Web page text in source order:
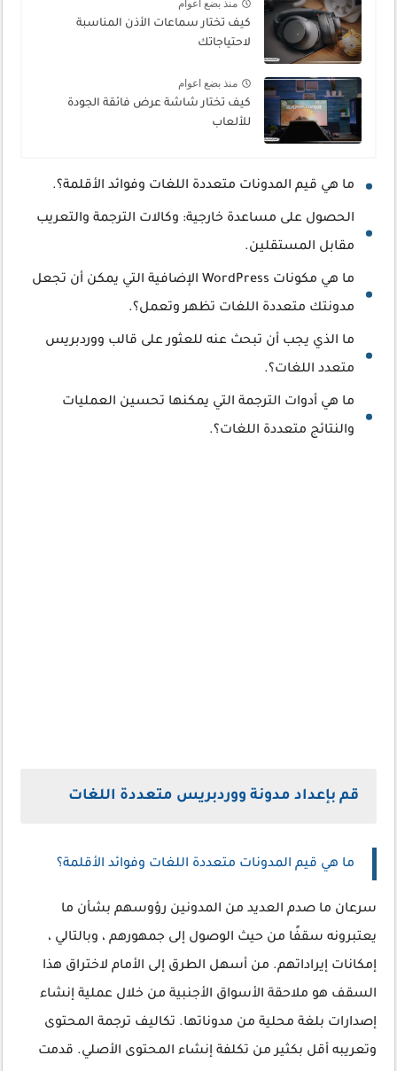
منذ بضع اعوام
كيف تختار سماعات الأذن المناسبة
لاحتياجاتك
منذ بضع اعوام
كيف تختار شاشة عرض فائقة الجودة
للألعاب
ما هي قيم المدونات متعددة اللغات وفوائد الأقلمة؟.
الحصول على مساعدة خارجية: وكالات الترجمة والتعريب
مقابل المستقلين.
ما هي مكونات WordPress الإضافية التي يمكن أن تجعل
مدونتك متعددة اللغات تظهر وتعمل؟.
ما الذي يجب أن تبحث عنه للعثور على قالب ووردبريس
متعدد اللغات؟.
ما هي أدوات الترجمة التي يمكنها تحسين العمليات
والنتائج متعددة اللغات؟.
قم بإعداد مدونة ووردبريس متعددة اللغات
ما هي قيم المدونات متعددة اللغات وفوائد الأقلمة؟
سرعان ما صدم العديد من المدونين رؤوسهم بشأن ما
يعتبرونه سقفًا من حيث الوصول إلى جمهورهم ، وبالتالي ،
إمكانات إيراداتهم. من أسهل الطرق إلى الأمام لاختراق هذا
السقف هو ملاحقة الأسواق الأجنبية من خلال عملية إنشاء
إصدارات بلغة محلية من مدوناتها. تكاليف ترجمة المحتوى
وتعريبه أقل بكثير من تكلفة إنشاء المحتوى الأصلي. قدمت